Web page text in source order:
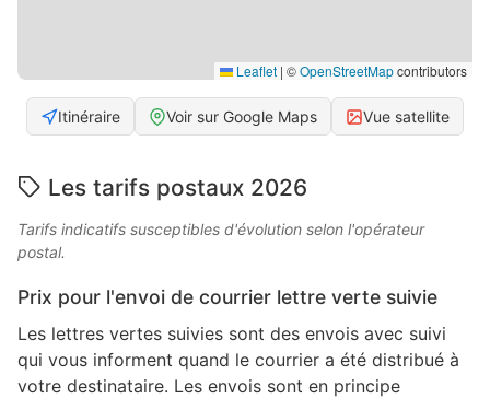
Leaflet | ©OpenStreetMapcontributors
Itinéraire Voir sur Google Maps Vue satellite
Les tarifs postaux 2026
Tarifs indicatifs susceptibles d'évolution selon l'opérateur
postal.
Prix pour l'envoi de courrier lettre verte suivie
Les lettres vertes suivies sont des envois avec suivi
qui vous informent quand le courrier a été distribué à
votre destinataire. Les envois sont en principe